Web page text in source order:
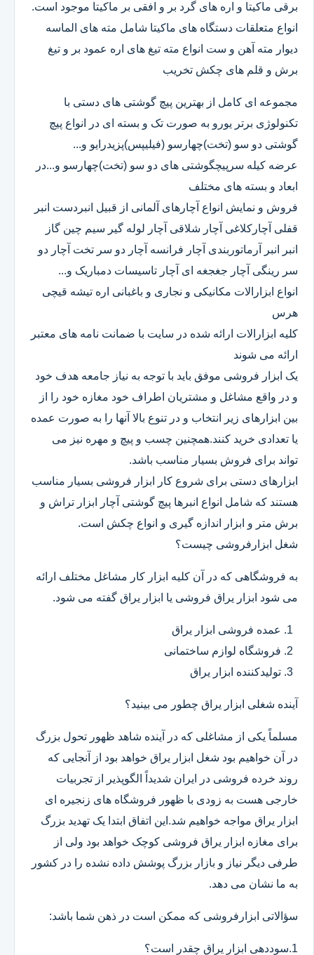
برقی ماکیتا و اره های گرد بر و افقی بر ماکیتا موجود است.
انواع متعلقات دستگاه های ماکیتا شامل مته های الماسه
دیوار مته آهن و ست انواع مته تیغ های اره عمود بر و تیغ
برش و قلم های چکش تخریب
مجموعه ای کامل از بهترین پیچ گوشتی های دستی با
تکنولوژی برتر یورو به صورت تک و بسته ای در انواع پیچ
گوشتی دو سو (تخت)چهارسو (فیلیپس)پزیدرایو و...
عرضه کیله سرپیچگوشتی های دو سو (تخت)چهارسو و...در
ابعاد و بسته های مختلف
فروش و نمایش انواع آچارهای آلمانی از قبیل انبردست انبر
قفلی آچارکلاغی آچار شلاقی آچار لوله گیر سیم چین گاز
انبر انبر آرماتوربندی آچار فرانسه آچار دو سر تخت آچار دو
سر رینگی آچار جغجغه ای آچار تاسیسات دمباریک و...
انواع ابزارالات مکانیکی و نجاری و باغبانی اره تیشه قیچی
هرس
کلیه ابزارالات ارائه شده در سایت با ضمانت نامه های معتبر
ارائه می شوند
یک ابزار فروشی موفق باید با توجه به نیاز جامعه هدف خود
و در واقع مشاغل و مشتریان اطراف خود مغازه خود را از
بین ابزارهای زیر انتخاب و در تنوع بالا آنها را به صورت عمده
یا تعدادی خرید کنند.همچنین چسب و پیچ و مهره نیز می
تواند برای فروش بسیار مناسب باشد.
ابزارهای دستی برای شروع کار ابزار فروشی بسیار مناسب
هستند که شامل انواع انبرها پیچ گوشتی آچار ابزار تراش و
برش متر و ابزار اندازه گیری و انواع چکش است.
شغل ابزارفروشی چیست؟
به فروشگاهی که در آن کلیه ابزار کار مشاغل مختلف ارائه
می شود ابزار یراق فروشی یا ابزار یراق گفته می شود.
عمده فروشی ابزار یراق
فروشگاه لوازم ساختمانی
تولیدکننده ابزار یراق
آینده شغلی ابزار یراق چطور می بینید؟
مسلماً یکی از مشاغلی که در آینده شاهد ظهور تحول بزرگ
در آن خواهیم بود شغل ابزار یراق خواهد بود از آنجایی که
روند خرده فروشی در ایران شدیداً الگوپذیر از تجربیات
خارجی هست به زودی با ظهور فروشگاه های زنجیره ای
ابزار یراق مواجه خواهیم شد.این اتفاق ابتدا یک تهدید بزرگ
برای مغازه ابزار یراق فروشی کوچک خواهد بود ولی از
طرفی دیگر نیاز و بازار بزرگ پوشش داده نشده را در کشور
به ما نشان می دهد.
سؤالاتی ابزارفروشی که ممکن است در ذهن شما باشد:
1.سوددهی ابزار یراق چقدر است؟